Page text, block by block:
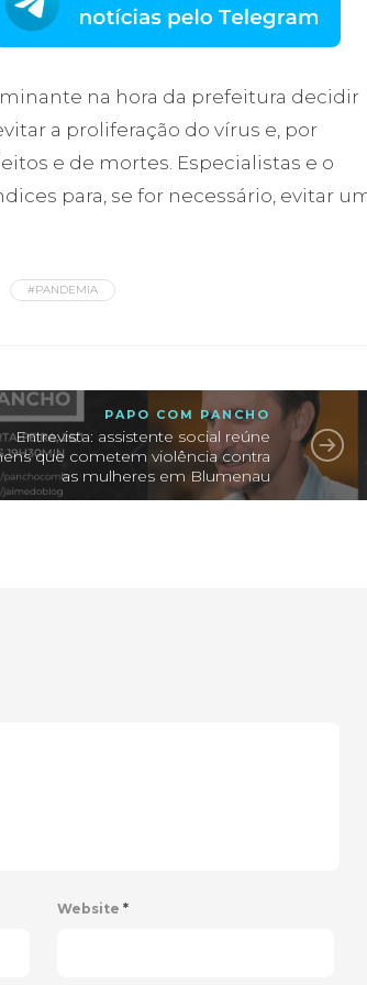
na hora da prefeitura decidir
a proliferação do vírus e, por
e de mortes. Especialistas e o
para, se for necessário, evitar
#PANDEMIA
PAPO COM PANCHO
Entrevista: assistente social reúne
que cometem violência contra
as mulheres em Blumenau
Website *